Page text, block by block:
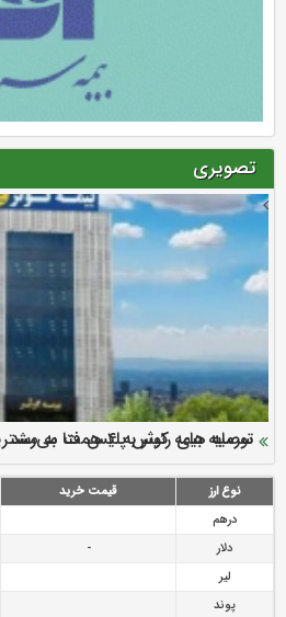
تصویری
ارزش سهام عدالت بالا رفت
سرمایه بیمه کوثر به ۴ همت می‌رسد
نود ثانیه با فولاد سنگان
تقدیر دبیرکل سندیکای بیمه گران
رازی
توصیه های رئیس پلیس فتا به
پیشگیری از سرقت های مجازی
نوع ارز قیمت خرید
درهم
دلار
-
لیر
پوند